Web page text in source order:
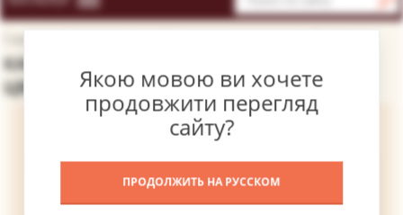
Якою мовою ви хочете
продовжити перегляд
сайту?
ПРОДОЛЖИТЬ НА РУССКОМ
Главная
КАРТИНА КОМПОЗИЦИЯ С КРАСНЫМИ
ЦВЕТАМИ – ЭРЕНАИ